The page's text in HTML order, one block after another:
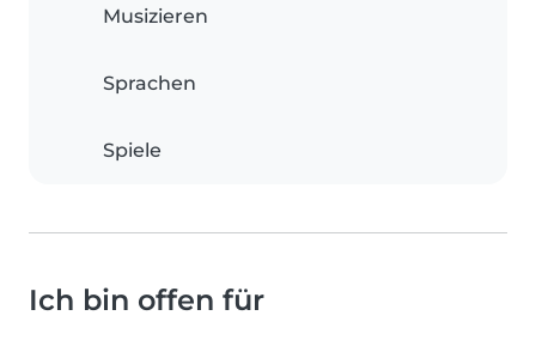
Musizieren
Sprachen
Spiele
Ich bin offen für